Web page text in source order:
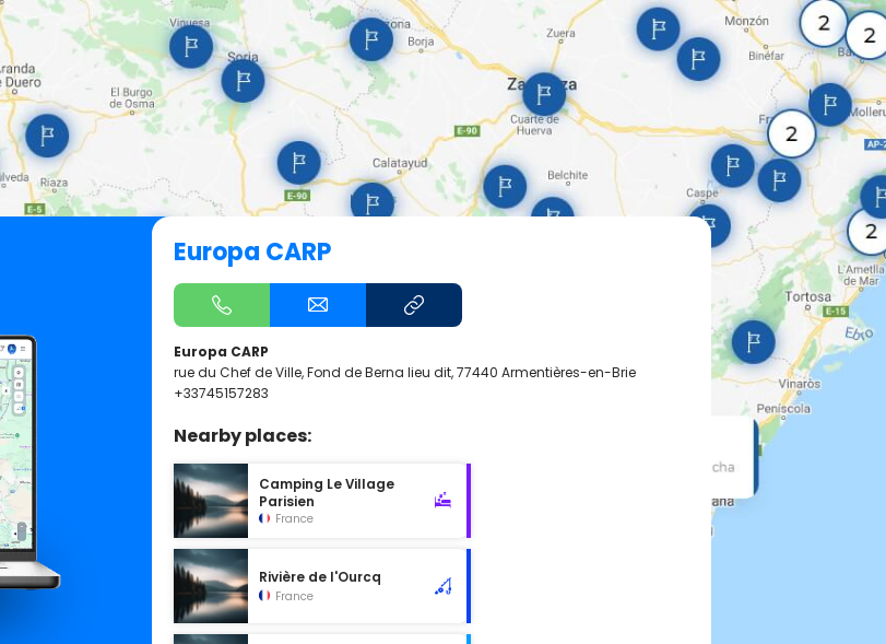
Europa CARP
Europa CARP
rue du Chef de Ville, Fond de Berna lieu dit, 77440 Armentières-en-Brie
+33745157283
Nearby places:
Camping Le Village
Parisien
France
Rivière de l'Ourcq
France